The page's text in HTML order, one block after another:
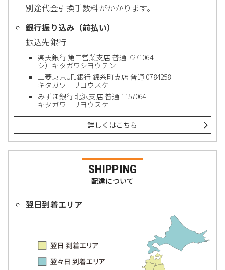
別途代金引換手数料がかかります。
銀行振り込み（前払い）
振込先銀行
楽天銀行 第二営業支店 普通 7271064
シ）キタガワシヨウテン
三菱東京UFJ銀行 錦糸町支店 普通 0784258
キタガワ リヨウスケ
みずほ銀行 北沢支店 普通 1157064
キタガワ リヨウスケ
詳しくはこちら
SHIPPING
配達について
翌日到着エリア